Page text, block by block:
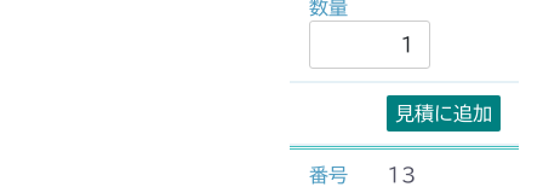
見積に追加
13